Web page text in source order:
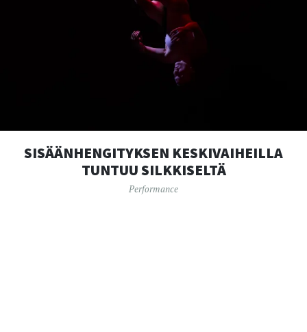
SISÄÄNHENGITYKSEN KESKIVAIHEILLA
TUNTUU SILKKISELTÄ
Performance